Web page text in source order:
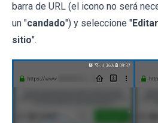
barra de URL (el icono no será
un "candado") y seleccione "
sitio".